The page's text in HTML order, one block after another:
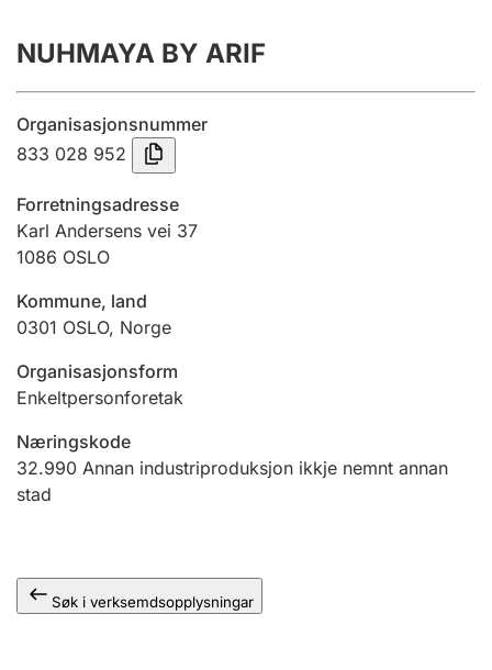
Årsrekneskap
Innsending og forseinkingsgebyr
Jeger
Ektepaktrettleiaren
Andre tema
NUHMAYA BY ARIF
Organisasjonsnummer
833 028 952
Forretningsadresse
Karl Andersens vei 37
1086 OSLO
Kommune, land
0301 OSLO, Norge
Organisasjonsform
Enkeltpersonforetak
Næringskode
32.990 Annan industriproduksjon ikkje nemnt annan
stad
Søk i verksemdsopplysningar